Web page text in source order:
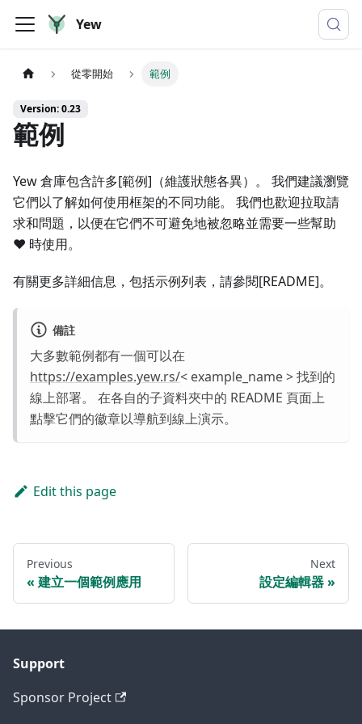
Yew
從零開始 範例
Version: 0.23
範例
Yew 倉庫包含許多[範例]（維護狀態各異）。 我們建議瀏覽
它們以了解如何使用框架的不同功能。 我們也歡迎拉取請
求和問題，以便在它們不可避免地被忽略並需要一些幫助
♥️ 時使用。
有關更多詳細信息，包括示例列表，請參閱[README]。
備註
大多數範例都有一個可以在
https://examples.yew.rs/< example_name > 找到的
線上部署。 在各自的子資料夾中的 README 頁面上
點擊它們的徽章以導航到線上演示。
Edit this page
Previous
建立一個範例應用
Next
設定編輯器
Support
Sponsor Project